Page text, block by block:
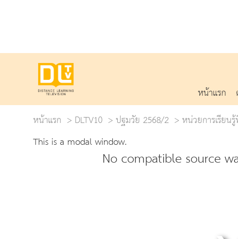
หน้าแรก
หน้าแรก
DLTV10 ปฐมวัย 2568/2 หน่วยการเรียน
This is a modal window.
No compatible source